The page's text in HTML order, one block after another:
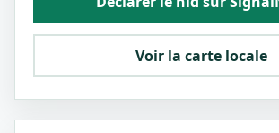
Voir la carte locale